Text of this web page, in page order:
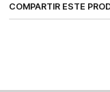
COMPARTIR ESTE